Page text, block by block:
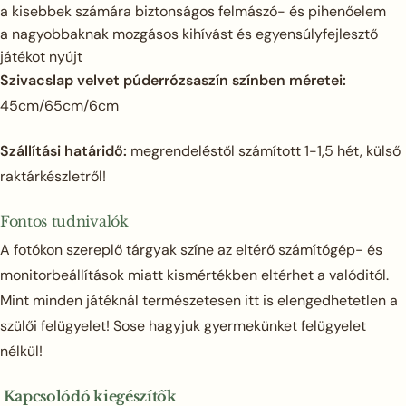
a kisebbek számára biztonságos felmászó- és pihenőelem
a nagyobbaknak mozgásos kihívást és egyensúlyfejlesztő
játékot nyújt
Szivacslap velvet púderrózsaszín színben méretei:
45cm/65cm/6cm
Szállítási határidő: megrendeléstől számított 1-1,5 hét, külső
raktárkészletről!
Fontos tudnivalók
A fotókon szereplő tárgyak színe az eltérő számítógép- és
monitorbeállítások miatt kismértékben eltérhet a valóditól.
Mint minden játéknál természetesen itt is elengedhetetlen a
szülői felügyelet! Sose hagyjuk gyermekünket felügyelet
nélkül!
Kapcsolódó kiegészítők